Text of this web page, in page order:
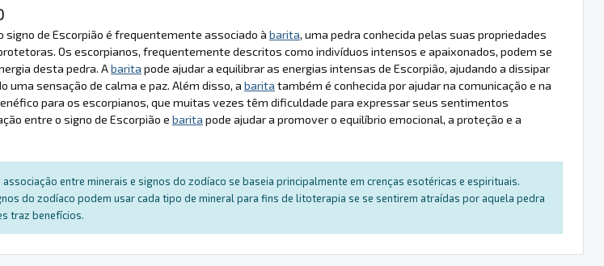
signo de Escorpião é frequentemente associado à barita, uma pedra conhecida pelas suas propriedades
Os escorpianos, frequentemente descritos como indivíduos intensos e apaixonados, podem se
desta pedra. Abarita pode ajudar a equilibrar as energias intensas de Escorpião, ajudando a dissipar
uma sensação de calma e paz. Além disso, a barita também é conhecida por ajudar na comunicação e na
para os escorpianos, que muitas vezes têm dificuldade para expressar seus sentimentos
entre o signo de Escorpião e barita pode ajudar a promover o equilíbrio emocional, a proteção e a
entre minerais e signos do zodíaco se baseia principalmente em crenças esotéricas e espirituais.
do zodíaco podem usar cada tipo de mineral para fins de litoterapia se se sentirem atraídas por aquela pedra
traz benefícios.